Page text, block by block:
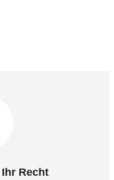
Recht